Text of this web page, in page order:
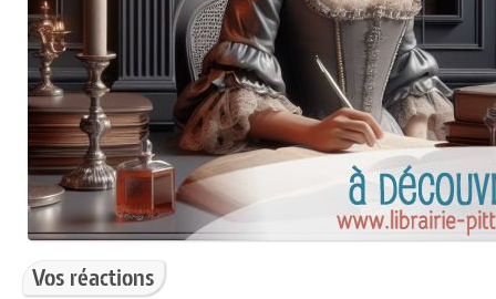
Vos réactions